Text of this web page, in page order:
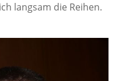
langsam die Reihen.